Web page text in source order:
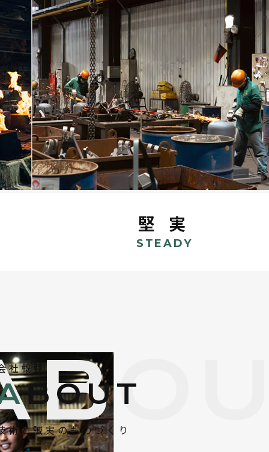
堅 実
STEADY
社概要
BOUT
術と誠実のものづくり